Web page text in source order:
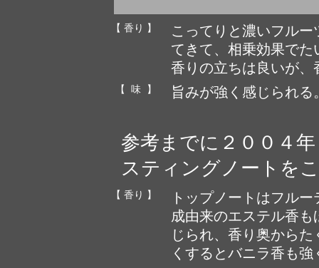
【 香り 】
こってりと濃いフル
てきて、相乗効果で
香りの立ちは良いが
【 味 】 旨みが強く感じられ
参考までに２００４
スティングノートを
【 香り 】
トップノートはフル
成由来のエステル香
じられ、香り奥から
くするとバニラ香も